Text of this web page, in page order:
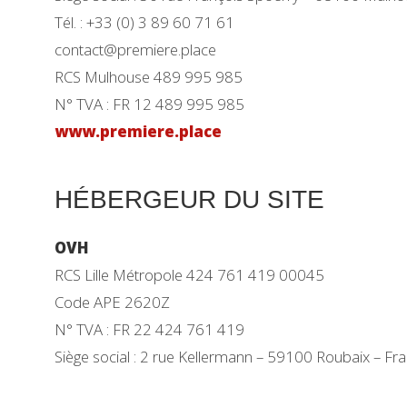
Tél. : +33 (0) 3 89 60 71 61
contact@premiere.place
RCS Mulhouse 489 995 985
N° TVA : FR 12 489 995 985
www.premiere.place
HÉBERGEUR DU SITE
OVH
RCS Lille Métropole 424 761 419 00045
Code APE 2620Z
N° TVA : FR 22 424 761 419
Siège social : 2 rue Kellermann – 59100 Roubaix –